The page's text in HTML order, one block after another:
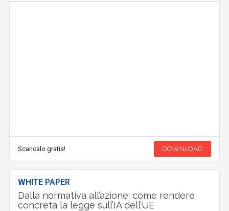
Scaricalo gratis! DOWNLOAD
WHITE PAPER
Dalla normativa all’azione: come rendere
concreta la legge sull’IA dell’UE